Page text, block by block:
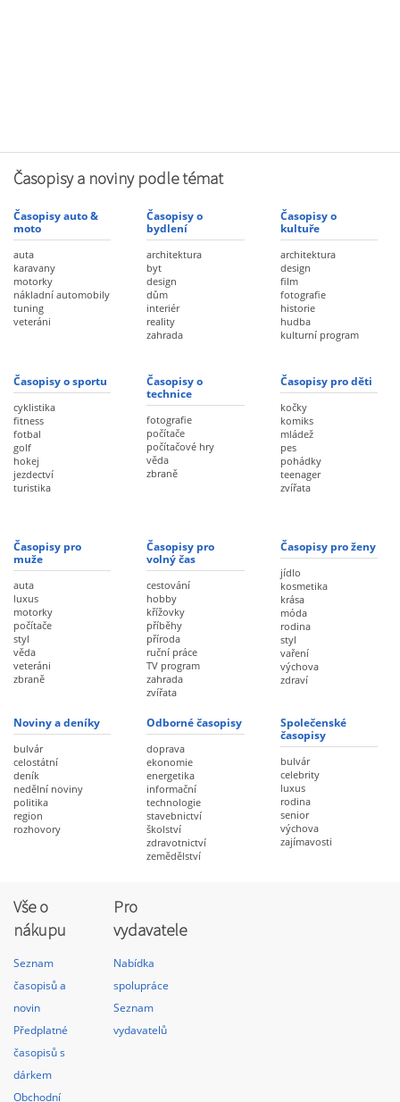
Časopisy a noviny podle témat
Časopisy auto &
moto
auta
karavany
motorky
nákladní automobily
tuning
veteráni
Časopisy o
bydlení
architektura
byt
design
dům
interiér
reality
zahrada
Časopisy o
kultuře
architektura
design
film
fotografie
historie
hudba
kulturní program
Časopisy o sportu
cyklistika
fitness
fotbal
golf
hokej
jezdectví
turistika
Časopisy o
technice
fotografie
počítače
počítačové hry
věda
zbraně
Časopisy pro děti
kočky
komiks
mládež
pes
pohádky
teenager
zvířata
Časopisy pro
muže
auta
luxus
motorky
počítače
styl
věda
veteráni
zbraně
Časopisy pro
volný čas
cestování
hobby
křížovky
příběhy
příroda
ruční práce
TV program
zahrada
zvířata
Časopisy pro ženy
jídlo
kosmetika
krása
móda
rodina
styl
vaření
výchova
zdraví
Noviny a deníky
bulvár
celostátní
deník
nedělní noviny
politika
region
rozhovory
Odborné časopisy
doprava
ekonomie
energetika
informační
technologie
stavebnictví
školství
zdravotnictví
zemědělství
Společenské
časopisy
bulvár
celebrity
luxus
rodina
senior
výchova
zajímavosti
Vše o
nákupu
Seznam
časopisů a
novin
Předplatné
časopisů s
dárkem
Obchodní
Pro
vydavatele
Nabídka
spolupráce
Seznam
vydavatelů